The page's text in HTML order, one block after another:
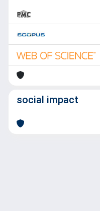
social impact